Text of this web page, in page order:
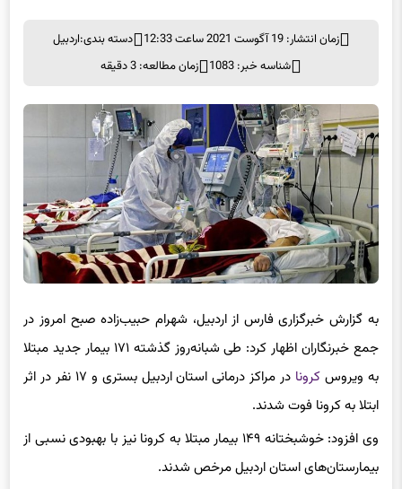
زمان انتشار: 19 آگوست 2021 ساعت 12:33 دسته بندی:اردبیل
شناسه خبر: 1083
زمان مطالعه: 3 دقیقه
به گزارش خبرگزاری فارس از اردبیل، شهرام حبیب‌زاده صبح امروز در
جمع خبرنگاران اظهار کرد: طی شبانه‌روز گذشته ۱۷۱ بیمار جدید مبتلا
به ویروس کرونا
در مراکز درمانی استان اردبیل بستری و ۱۷ نفر در اثر
ابتلا به کرونا فوت شدند.
وی افزود: خوشبختانه ۱۴۹ بیمار مبتلا به کرونا نیز با بهبودی نسبی از
بیمارستان‌های استان اردبیل مرخص شدند.